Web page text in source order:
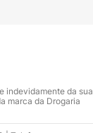
indevidamente da sua
marca da Drogaria